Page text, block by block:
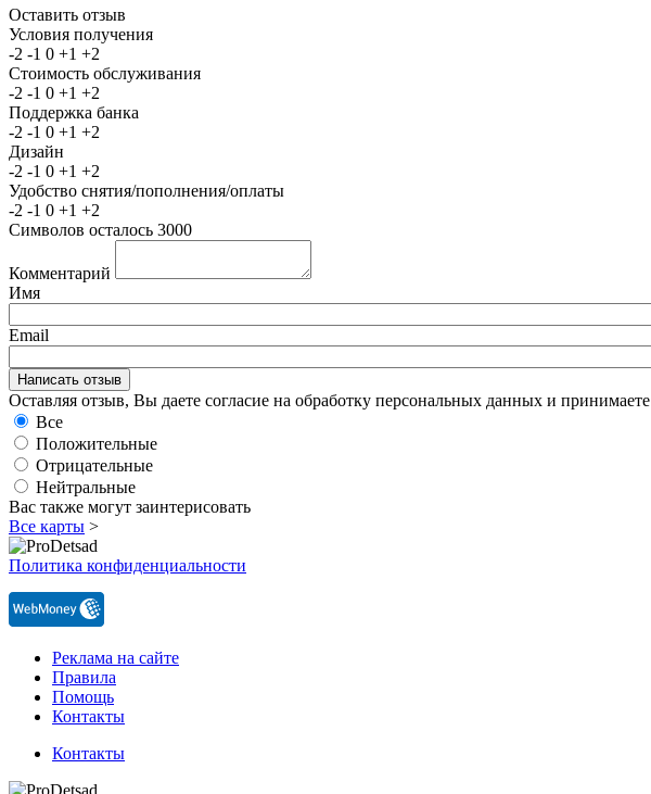
Оставить отзыв
Условия получения
-2 -1 0 +1 +2
Стоимость обслуживания
-2 -1 0 +1 +2
Поддержка банка
-2 -1 0 +1 +2
Дизайн
-2 -1 0 +1 +2
Удобство снятия/пополнения/оплаты
-2 -1 0 +1 +2
Символов осталось 3000
Комментарий
Имя
Email
Оставляя отзыв, Вы даете согласие на обработку персональных данных и принимаете
Все
Положительные
Отрицательные
Нейтральные
Вас также могут заинтерисовать
Все карты >
Политика конфиденциальности
Реклама на сайте
Правила
Помощь
Контакты
Контакты